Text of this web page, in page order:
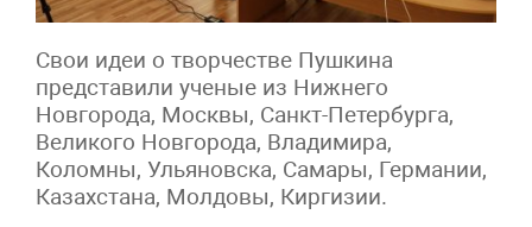
Свои идеи о творчестве Пушкина
представили ученые из Нижнего
Новгорода, Москвы, Санкт-Петербурга,
Великого Новгорода, Владимира,
Коломны, Ульяновска, Самары, Германии,
Казахстана, Молдовы, Киргизии.